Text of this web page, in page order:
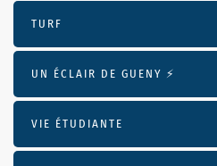
TURF
UN ÉCLAIR DE GUENY ⚡️
VIE ÉTUDIANTE